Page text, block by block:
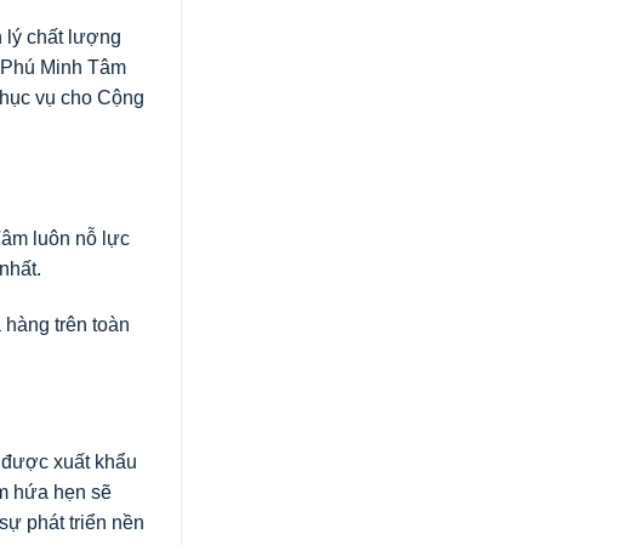
lý chất lượng
Minh Tâm
vụ cho Cộng
luôn nỗ lực
trên toàn
xuất khẩu
hứa hẹn sẽ
phát triển nền